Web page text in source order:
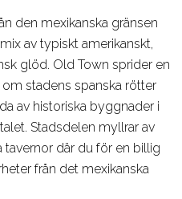
den mexikanska gränsen
av typiskt amerikanskt,
glöd. Old Town sprider en
stadens spanska rötter
av historiska byggnader i
Stadsdelen myllrar av
tavernor där du för en billig
från det mexikanska